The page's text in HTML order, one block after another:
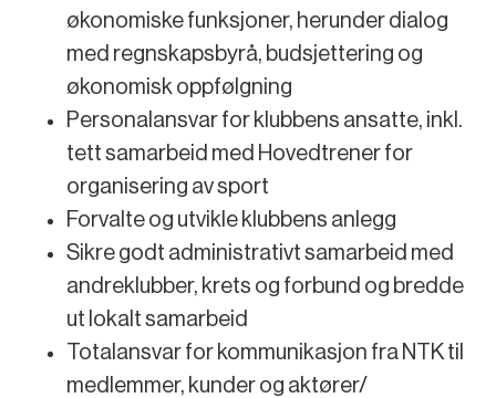
økonomiske funksjoner, herunder dialog
med regnskapsbyrå, budsjettering og
økonomisk oppfølgning
Personalansvar for klubbens ansatte, inkl.
tett samarbeid med Hovedtrener for
organisering av sport
Forvalte og utvikle klubbens anlegg
Sikre godt administrativt samarbeid med
andreklubber, krets og forbund og bredde
ut lokalt samarbeid
Totalansvar for kommunikasjon fra NTK til
medlemmer, kunder og aktører/